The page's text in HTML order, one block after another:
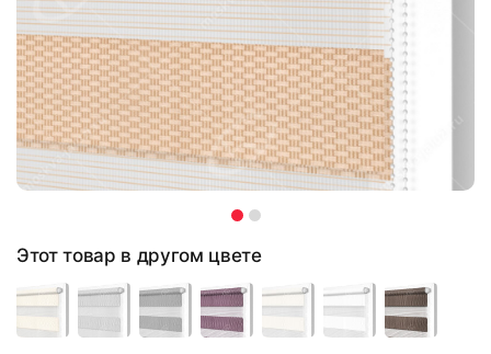
Этот товар в другом цвете